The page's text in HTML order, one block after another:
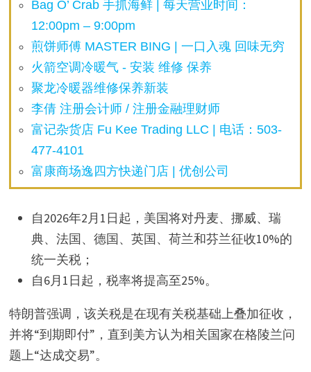
Bag O’ Crab 手抓海鲜 | 每天营业时间：
12:00pm – 9:00pm
煎饼师傅 MASTER BING | 一口入魂 回味无穷
火箭空调冷暖气 - 安装 维修 保养
聚龙冷暖器维修保养新装
李倩 注册会计师 / 注册金融理财师
富记杂货店 Fu Kee Trading LLC | 电话：503-
477-4101
富康商场逸四方快递门店 | 优创公司
自2026年2月1日起，美国将对丹麦、挪威、瑞
典、法国、德国、英国、荷兰和芬兰征收10%的
统一关税；
自6月1日起，税率将提高至25%。
特朗普强调，该关税是在现有关税基础上叠加征收，
并将“到期即付”，直到美方认为相关国家在格陵兰问
题上“达成交易”。